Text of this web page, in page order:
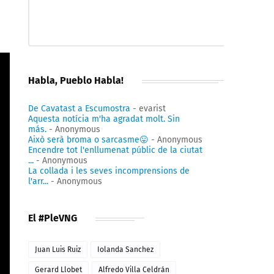
Habla, Pueblo Habla!
De Cavatast a Escumostra - evarist
Aquesta notícia m'ha agradat molt. Sin
más. - Anonymous
Això serà broma o sarcasme😛 - Anonymous
Encendre tot l'enllumenat públic de la ciutat
... - Anonymous
La collada i les seves incomprensions de
l'arr... - Anonymous
El #PleVNG
Juan Luis Ruiz Iolanda Sanchez
Gerard Llobet Alfredo Villa Celdrán